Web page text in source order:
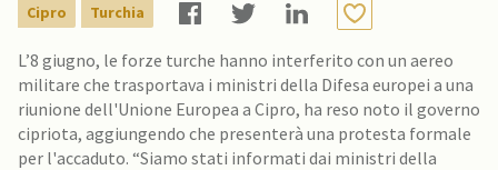
Cipro Turchia
L’8 giugno, le forze turche hanno interferito con un aereo
militare che trasportava i ministri della Difesa europei a una
riunione dell'Unione Europea a Cipro, ha reso noto il governo
cipriota, aggiungendo che presenterà una protesta formale
per l'accaduto. “Siamo stati informati dai ministri della